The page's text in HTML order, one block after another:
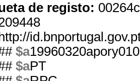
de registo:
http://
$a
$aPT